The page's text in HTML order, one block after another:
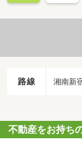
「価値ある情報・
使命です。お客様
日々お客様と共
います。これから
路線 湘南新
不動産をお持ち